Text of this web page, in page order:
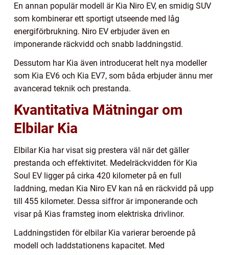
En annan populär modell är Kia Niro EV, en smidig SUV
som kombinerar ett sportigt utseende med låg
energiförbrukning. Niro EV erbjuder även en
imponerande räckvidd och snabb laddningstid.
Dessutom har Kia även introducerat helt nya modeller
som Kia EV6 och Kia EV7, som båda erbjuder ännu mer
avancerad teknik och prestanda.
Kvantitativa Mätningar om
Elbilar Kia
Elbilar Kia har visat sig prestera väl när det gäller
prestanda och effektivitet. Medelräckvidden för Kia
Soul EV ligger på cirka 420 kilometer på en full
laddning, medan Kia Niro EV kan nå en räckvidd på upp
till 455 kilometer. Dessa siffror är imponerande och
visar på Kias framsteg inom elektriska drivlinor.
Laddningstiden för elbilar Kia varierar beroende på
modell och laddstationens kapacitet. Med